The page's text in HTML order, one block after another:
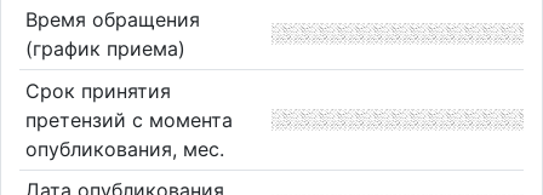
Время обращения
(график приема)
Срок принятия
претензий с момента
опубликования, мес.